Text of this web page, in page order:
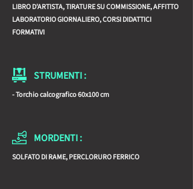
LIBRO D'ARTISTA, TIRATURE SU COMMISSIONE, AFFITTO
LABORATORIO GIORNALIERO, CORSI DIDATTICI
FORMATIVI
STRUMENTI :
- Torchio calcografico 60x100 cm
MORDENTI :
SOLFATO DI RAME, PERCLORURO FERRICO